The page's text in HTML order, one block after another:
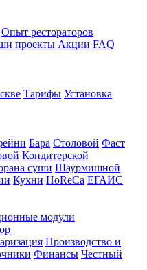
Опыт рестораторов
проекты Акции FAQ
Тарифы Установка
Бара Столовой Фаст
Кондитерской
суши Шаурмишной
Кухни HoReCa ЕГАИС
модули
Производство и
Финансы Честный